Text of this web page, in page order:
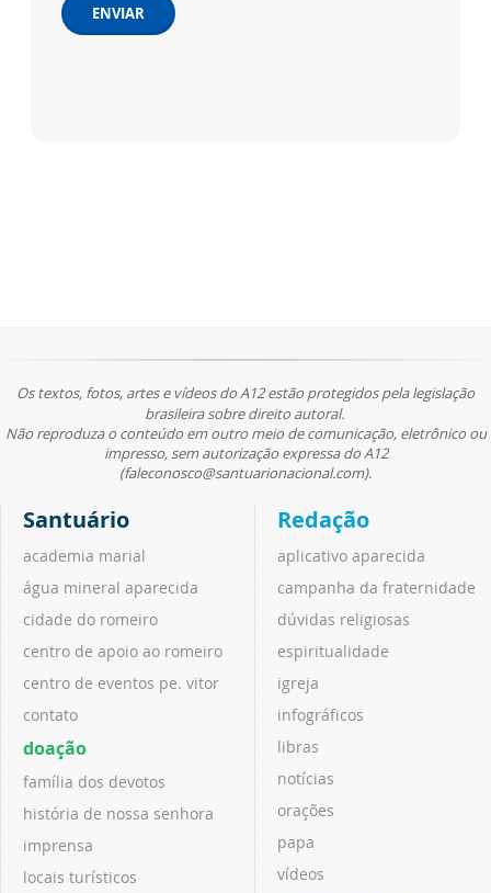
ENVIAR
Os textos, fotos, artes e vídeos do A12 estão protegidos pela legislação
brasileira sobre direito autoral.
Não reproduza o conteúdo em outro meio de comunicação, eletrônico ou
impresso, sem autorização expressa do A12
(faleconosco@santuarionacional.com).
Santuário
academia marial
água mineral aparecida
cidade do romeiro
centro de apoio ao romeiro
centro de eventos pe. vitor
contato
doação
família dos devotos
história de nossa senhora
imprensa
locais turísticos
Redação
aplicativo aparecida
campanha da fraternidade
dúvidas religiosas
espiritualidade
igreja
infográficos
libras
notícias
orações
papa
vídeos